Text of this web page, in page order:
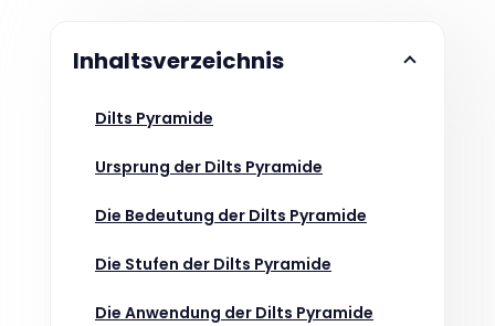
Inhaltsverzeichnis
Dilts Pyramide
Ursprung der Dilts Pyramide
Die Bedeutung der Dilts Pyramide
Die Stufen der Dilts Pyramide
Die Anwendung der Dilts Pyramide